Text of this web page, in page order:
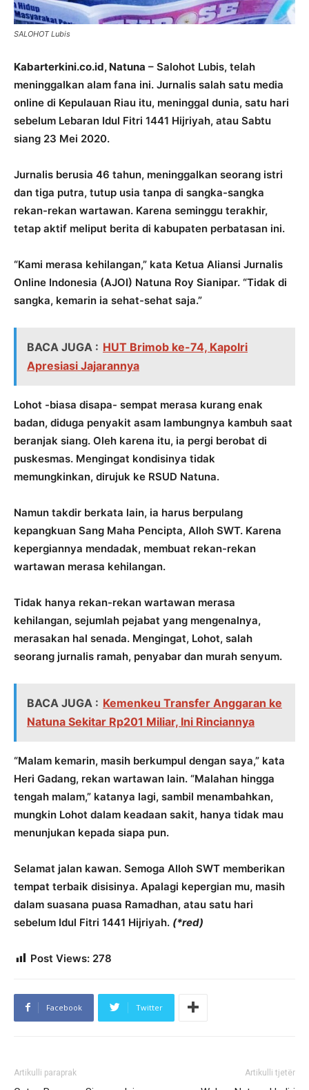
SALOHOT Lubis
Kabarterkini.co.id, Natuna – Salohot Lubis, telah
meninggalkan alam fana ini. Jurnalis salah satu media
online di Kepulauan Riau itu, meninggal dunia, satu hari
sebelum Lebaran Idul Fitri 1441 Hijriyah, atau Sabtu
siang 23 Mei 2020.
Jurnalis berusia 46 tahun, meninggalkan seorang istri
dan tiga putra, tutup usia tanpa di sangka-sangka
rekan-rekan wartawan. Karena seminggu terakhir,
tetap aktif meliput berita di kabupaten perbatasan ini.
“Kami merasa kehilangan,” kata Ketua Aliansi Jurnalis
Online Indonesia (AJOI) Natuna Roy Sianipar. “Tidak di
sangka, kemarin ia sehat-sehat saja.”
BACA JUGA : HUT Brimob ke-74, Kapolri
Apresiasi Jajarannya
Lohot -biasa disapa- sempat merasa kurang enak
badan, diduga penyakit asam lambungnya kambuh saat
beranjak siang. Oleh karena itu, ia pergi berobat di
puskesmas. Mengingat kondisinya tidak
memungkinkan, dirujuk ke RSUD Natuna.
Namun takdir berkata lain, ia harus berpulang
kepangkuan Sang Maha Pencipta, Alloh SWT. Karena
kepergiannya mendadak, membuat rekan-rekan
wartawan merasa kehilangan.
Tidak hanya rekan-rekan wartawan merasa
kehilangan, sejumlah pejabat yang mengenalnya,
merasakan hal senada. Mengingat, Lohot, salah
seorang jurnalis ramah, penyabar dan murah senyum.
BACA JUGA : Kemenkeu Transfer Anggaran ke
Natuna Sekitar Rp201 Miliar, Ini Rinciannya
“Malam kemarin, masih berkumpul dengan saya,” kata
Heri Gadang, rekan wartawan lain. “Malahan hingga
tengah malam,” katanya lagi, sambil menambahkan,
mungkin Lohot dalam keadaan sakit, hanya tidak mau
menunjukan kepada siapa pun.
Selamat jalan kawan. Semoga Alloh SWT memberikan
tempat terbaik disisinya. Apalagi kepergian mu, masih
dalam suasana puasa Ramadhan, atau satu hari
sebelum Idul Fitri 1441 Hijriyah. (*red)
Post Views: 278
Facebook Twitter
Artikulli paraprak Artikulli tjetër